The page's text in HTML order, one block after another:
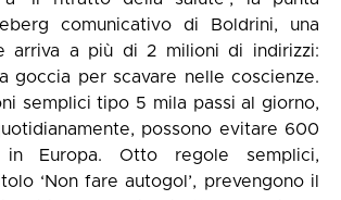
comunicativo di Boldrini, una
arriva a più di 2 milioni di indirizzi:
goccia per scavare nelle coscienze.
semplici tipo 5 mila passi al giorno,
possono evitare 600
in Europa. Otto regole semplici,
‘Non fare autogol’, prevengono il